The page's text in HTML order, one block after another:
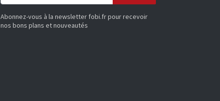
Abonnez-vous à la newsletter fobi.fr pour recevoir
nos bons plans et nouveautés